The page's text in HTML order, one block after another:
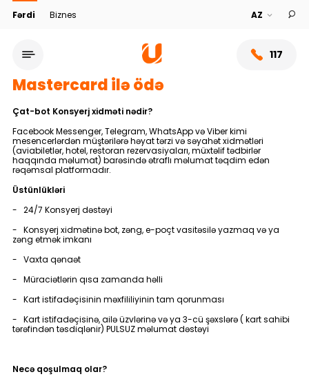
Fərdi Biznes
117
Bank haqqında
Dayanıqlılıq
Mastercard ilə ödə
Çat-bot Konsyerj xidməti nədir?
Facebook Messenger, Telegram, WhatsApp və Viber kimi
mesencerlərdən müştərilərə həyat tərzi və səyahət xidmətləri
(aviabiletlər, hotel, restoran rezervasiyaları, müxtəlif tədbirlər
haqqında məlumat) barəsində ətraflı məlumat təqdim edən
rəqəmsal platformadır.
Üstünlükləri
- 24/7 Konsyerj dəstəyi
- Konsyerj xidmətinə bot, zəng, e-poçt vasitəsilə yazmaq və ya
zəng etmək imkanı
- Vaxta qənaət
- Müraciətlərin qısa zamanda həlli
- Kart istifadəçisinin məxfililiyinin tam qorunması
- Kart istifadəçisinə, ailə üzvlərinə və ya 3-cü şəxslərə ( kart sahibi
tərəfindən təsdiqlənir) PULSUZ məlumat dəstəyi
Necə qoşulmaq olar?